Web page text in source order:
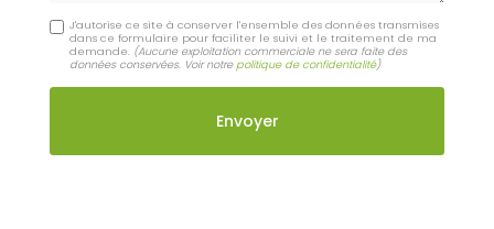
J'autorise ce site à conserver l'ensemble des données transmises
dans ce formulaire pour faciliter le suivi et le traitement de ma
demande. (Aucune exploitation commerciale ne sera faite des
données conservées. Voir notrepolitique de confidentialité)